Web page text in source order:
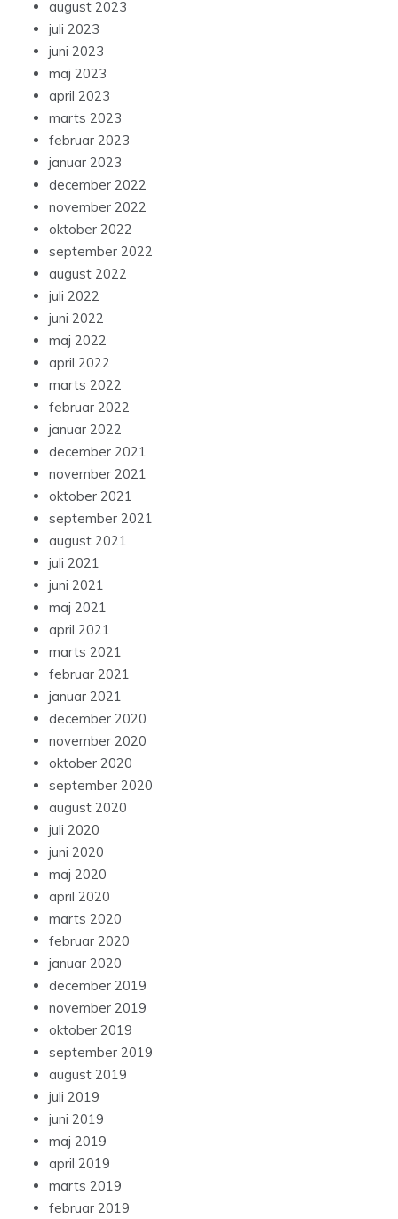
august 2023
juli 2023
juni 2023
maj 2023
april 2023
marts 2023
februar 2023
januar 2023
december 2022
november 2022
oktober 2022
september 2022
august 2022
juli 2022
juni 2022
maj 2022
april 2022
marts 2022
februar 2022
januar 2022
december 2021
november 2021
oktober 2021
september 2021
august 2021
juli 2021
juni 2021
maj 2021
april 2021
marts 2021
februar 2021
januar 2021
december 2020
november 2020
oktober 2020
september 2020
august 2020
juli 2020
juni 2020
maj 2020
april 2020
marts 2020
februar 2020
januar 2020
december 2019
november 2019
oktober 2019
september 2019
august 2019
juli 2019
juni 2019
maj 2019
april 2019
marts 2019
februar 2019